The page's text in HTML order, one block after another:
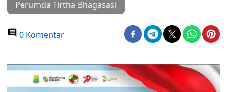
Perumda Tirtha Bhagasasi
0 Komentar